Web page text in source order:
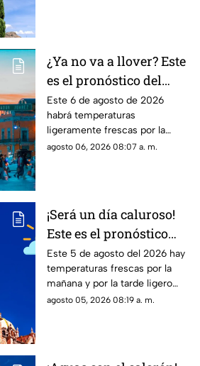
¿Ya no va a llover? Este
es el pronóstico del
clima en
Aguascalientes hoy 6
de agosto
Este 6 de agosto de 2026
habrá temperaturas
ligeramente frescas por la
mañana y calor en el día; el
agosto 06, 2026 08:07 a. m.
¡Será un día caluroso!
Este es el pronóstico
del clima en Zacatecas
HOY miércoles 5 de
agosto
Este 5 de agosto del 2026 hay
temperaturas frescas por la
mañana y por la tarde ligero
calor; el clima de hoy en
agosto 05, 2026 08:19 a. m.